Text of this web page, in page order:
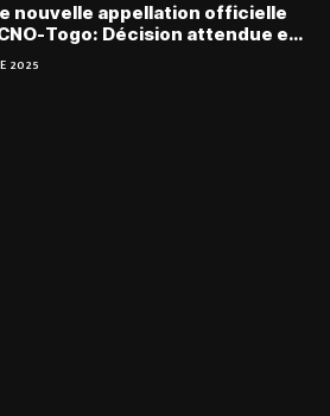
nouvelle appellation officielle
Togo: Décision attendue en
2025